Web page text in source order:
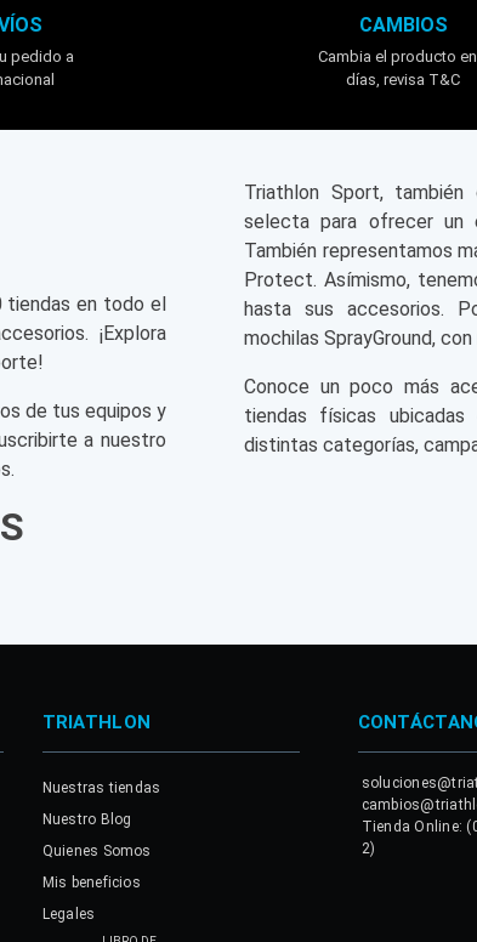
pedido a
CAMBIOS
Cambia el producto
días, revisa T&C
tiendas en todo el
¡Explora
de tus equipos y
a nuestro
Triathlon Sport, también
selecta para ofrecer un
También representamos
Protect. Asímismo,
hasta sus accesorios.
mochilas SprayGround,
Conoce un poco más
tiendas físicas
distintas categorías,
TRIATHLON
Nuestras tiendas
Nuestro Blog
Quienes Somos
Mis beneficios
Legales
Tienda Online:
2)